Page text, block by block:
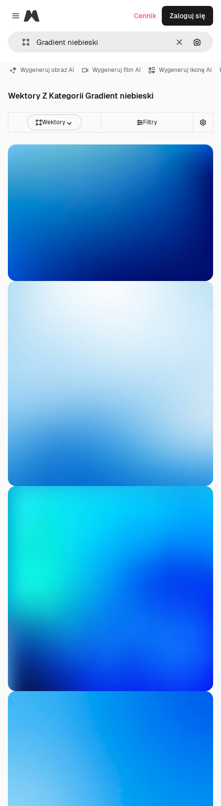
Close menu
Magnific
WyczyśćSzukaj
Cennik Zaloguj się
Wygeneruj obraz AI Wygeneruj film AI Wygeneruj ikonę AI
Wektory Z Kategorii Gradient niebieski
Wektory Filtry